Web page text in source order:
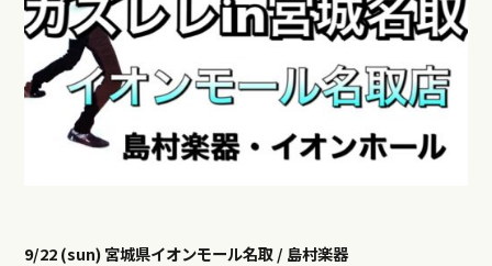
9/22 (sun) 宮城県イオンモール名取 / 島村楽器